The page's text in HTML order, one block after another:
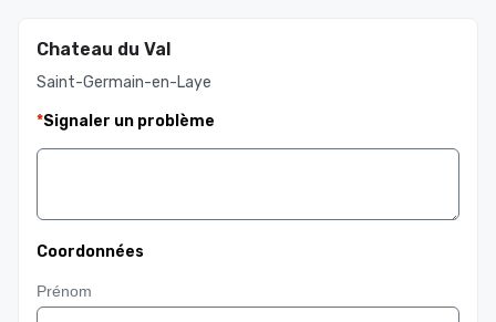
Chateau du Val
Saint-Germain-en-Laye
*Signaler un problème
Coordonnées
Prénom